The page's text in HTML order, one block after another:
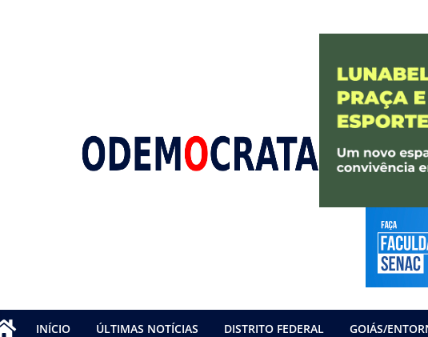
INÍCIO ÚLTIMAS NOTÍCIAS DISTRITO FEDERAL GOIÁS/